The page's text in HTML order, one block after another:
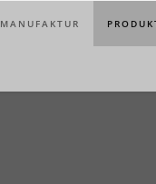
MANUFAKTUR